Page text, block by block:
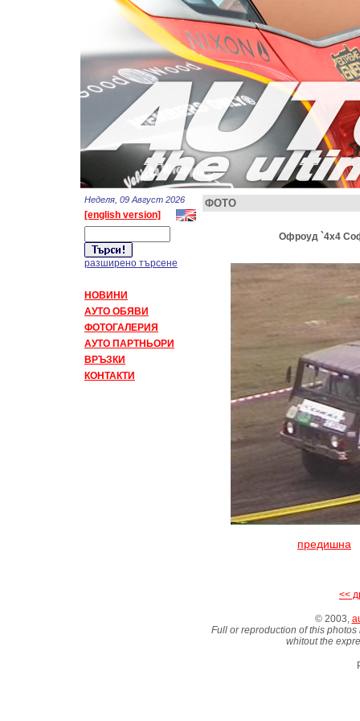
Неделя, 09 Август 2026
[english version]
разширено търсене
НОВИНИ
АУТО ОБЯВИ
ФОТОГАЛЕРИЯ
АУТО ПАРТНЬОРИ
ВРЪЗКИ
КОНТАКТИ
ФОТО
Офроуд `4x4
предишна
<<
© 2003,
Full or reproduction of this
whitout the